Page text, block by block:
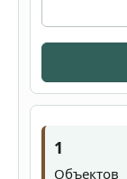
1
Объектов